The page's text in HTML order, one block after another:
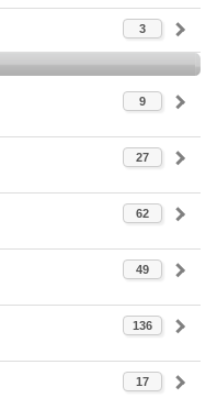
3
9
27
62
49
136
17